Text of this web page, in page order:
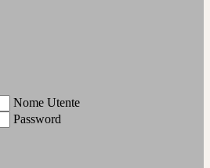
Nome Utente
Password